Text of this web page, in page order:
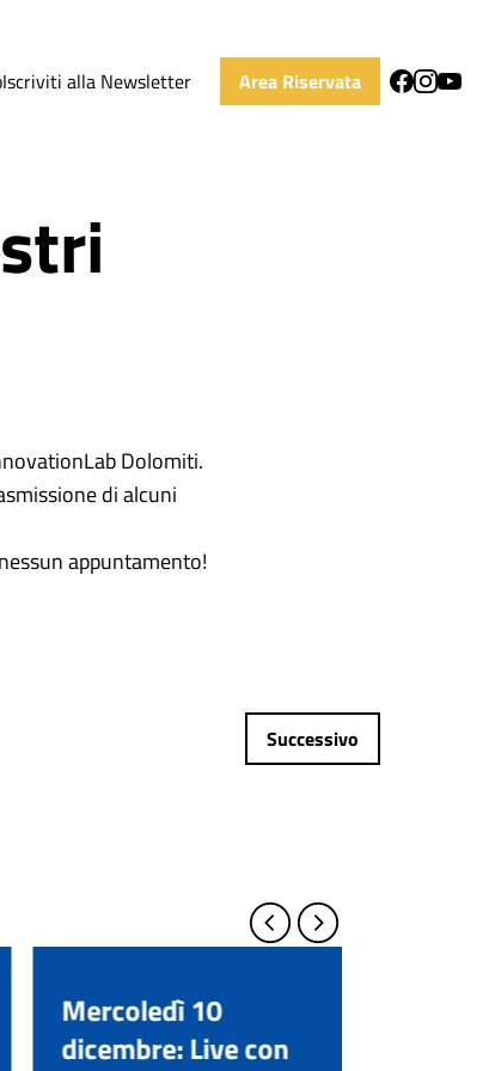
Iscriviti alla Newsletter Area Riservata
Dolomiti.
di alcuni
appuntamento!
Successivo
Mercoledì 10
dicembre: Live con